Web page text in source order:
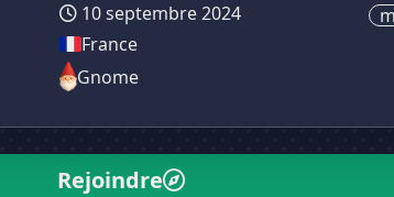
10 septembre 2024
France
Gnome
Rejoindre